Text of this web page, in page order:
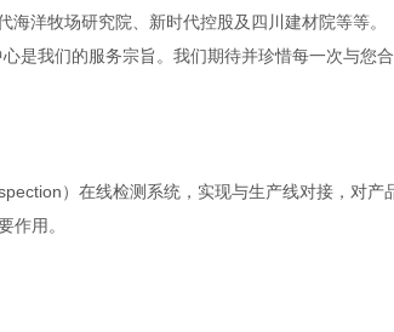
洋牧场研究院、新时代控股及四川建材院等等。
我们的服务宗旨。我们期待并珍惜每一次与您
）在线检测系统，实现与生产线对接，对产
作用。